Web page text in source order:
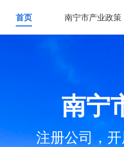
首页 南宁市产业政策
南宁
注册公司，